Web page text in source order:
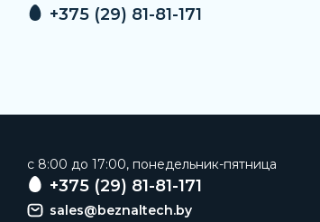
+375 (29) 81-81-171
c 8:00 до 17:00, понедельник-пятница
+375 (29) 81-81-171
sales@beznaltech.by